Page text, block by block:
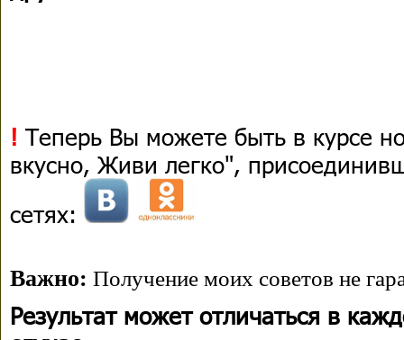
! Теперь Вы можете быть в курсе
вкусно, Живи легко",
сетях:
Важно: Получение моих советов не
Результат может отличаться в